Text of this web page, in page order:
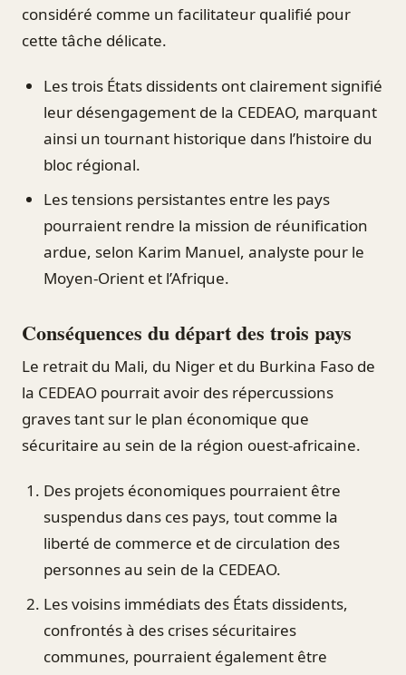
considéré comme un facilitateur qualifié pour
cette tâche délicate.
Les trois États dissidents ont clairement signifié
leur désengagement de la CEDEAO, marquant
ainsi un tournant historique dans l’histoire du
bloc régional.
Les tensions persistantes entre les pays
pourraient rendre la mission de réunification
ardue, selon Karim Manuel, analyste pour le
Moyen-Orient et l’Afrique.
Conséquences du départ des trois pays
Le retrait du Mali, du Niger et du Burkina Faso de
la CEDEAO pourrait avoir des répercussions
graves tant sur le plan économique que
sécuritaire au sein de la région ouest-africaine.
Des projets économiques pourraient être
suspendus dans ces pays, tout comme la
liberté de commerce et de circulation des
personnes au sein de la CEDEAO.
Les voisins immédiats des États dissidents,
confrontés à des crises sécuritaires
communes, pourraient également être